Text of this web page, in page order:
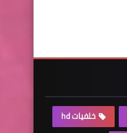
خلفيات hd